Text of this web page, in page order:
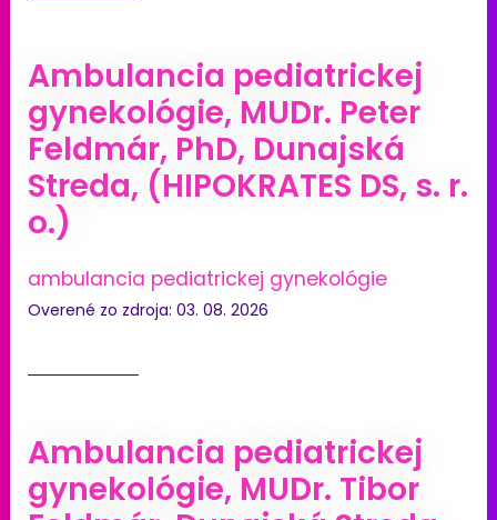
Ambulancia pediatrickej
gynekológie, MUDr. Peter
Feldmár, PhD, Dunajská
Streda, (HIPOKRATES DS, s. r.
o.)
ambulancia pediatrickej gynekológie
Overené zo zdroja: 03. 08. 2026
Ambulancia pediatrickej
gynekológie, MUDr. Tibor